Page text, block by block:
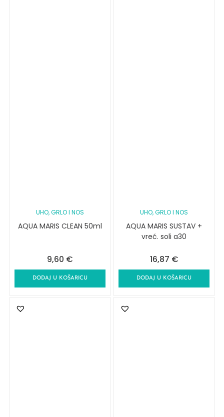
UHO, GRLO I NOS
AQUA MARIS CLEAN 50ml
9,60 €
DODAJ U KOŠARICU
UHO, GRLO I NOS
AQUA MARIS SUSTAV +
vreć. soli a30
16,87 €
DODAJ U KOŠARICU